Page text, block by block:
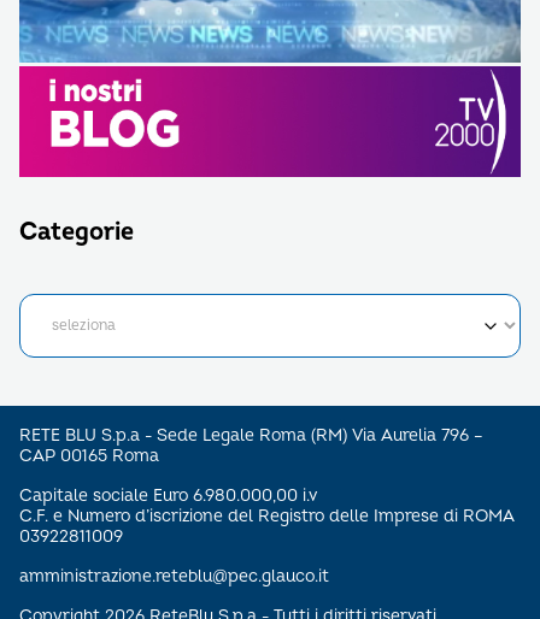
Categorie
RETE BLU S.p.a - Sede Legale Roma (RM) Via Aurelia 796 –
CAP 00165 Roma
Capitale sociale Euro 6.980.000,00 i.v
C.F. e Numero d’iscrizione del Registro delle Imprese di ROMA
03922811009
amministrazione.reteblu@pec.glauco.it